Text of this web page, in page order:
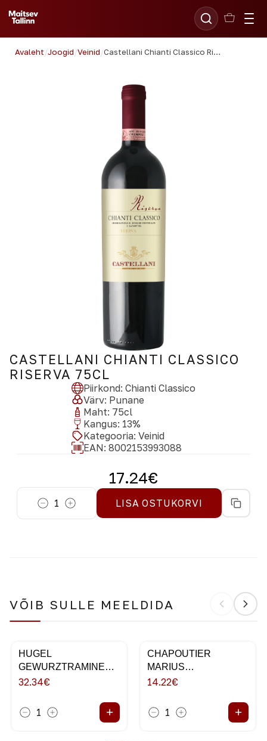
Avaleht/Joogid/Veinid/ Castellani Chianti Classico Riserva 75cl
CASTELLANI CHIANTI CLASSICO
RISERVA 75CL
Piirkond: Chianti Classico
Värv: Punane
Maht: 75cl
Kangus: 13%
Kategooria: Veinid
EAN: 8002153993088
17.24€
1 LISA OSTUKORVI
VÕIB SULLE MEELDIDA
HUGEL
GEWURZTRAMINER
75CL 2018
32.34€
1 +
CHAPOUTIER
MARIUS
VERMENTINO 75CL
14.22€
1 +